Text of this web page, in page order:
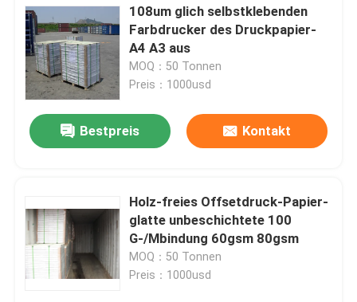
Produkte
Über uns
Werksbesichtigung
Kontakt mit uns
108um glich selbstklebenden
Farbdrucker des Druckpapier-
A4 A3 aus
MOQ：50 Tonnen
Preis：1000usd
Bestpreis Kontakt
Holz-freies Offsetdruck-Papier-
glatte unbeschichtete 100
G-/Mbindung 60gsm 80gsm
MOQ：50 Tonnen
Preis：1000usd